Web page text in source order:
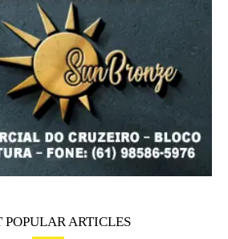
POPULAR ARTICLES